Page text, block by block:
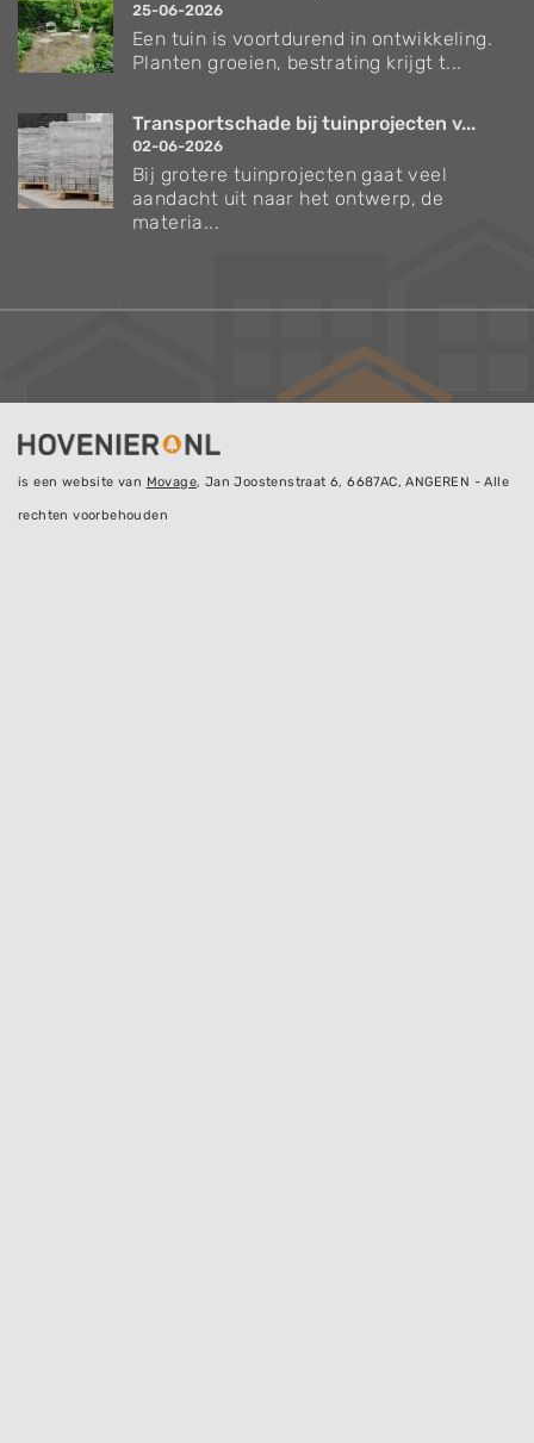
25-06-2026
Een tuin is voortdurend in ontwikkeling.
Planten groeien, bestrating krijgt t...
Transportschade bij tuinprojecten v...
02-06-2026
Bij grotere tuinprojecten gaat veel
aandacht uit naar het ontwerp, de
materia...
is een website van Movage, Jan Joostenstraat 6, 6687AC, ANGEREN - Alle
rechten voorbehouden